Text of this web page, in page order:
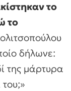
το
το
δήλωνε:
της μάρτυρα